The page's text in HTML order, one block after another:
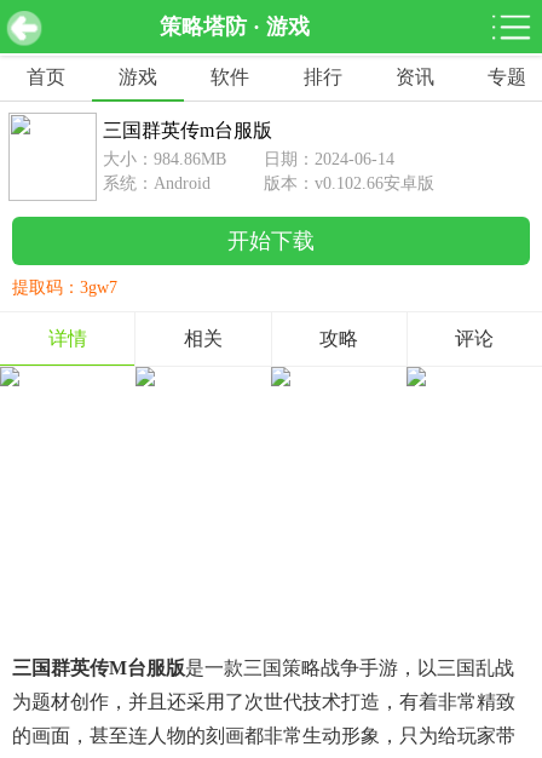
策略塔防 · 游戏
网游分类 软件分类
休闲益智
462款游戏
赛车竞速
122款游戏
43款游戏
1642款游戏
动作射击
351款游戏
69款游戏
经营养成
257款游戏
冒险解谜
首页 游戏 软件 排行 资讯 专题
三国群英传m台服版 v0.102.66安卓版 下载
三国群英传m台服版
大小：984.86MB
日期：2024-06-14
系统：Android
版本：v0.102.66安卓版
开始下载
提取码：3gw7
详情 相关 攻略 评论
三国群英传m台服版是一款三国策略战争手游，以三国乱战
为题材创作，并且还采用了次世代技术打造，有着非常精致
的画面，甚至连人物的刻画都非常生动形象，只为给玩家带